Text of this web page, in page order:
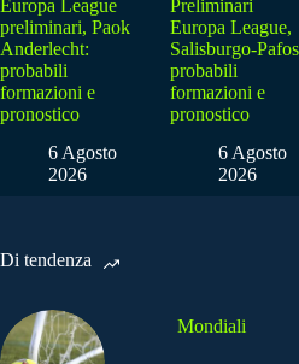
Europa League
preliminari, Paok
Anderlecht:
probabili
formazioni e
pronostico
6 Agosto
2026
Preliminari
Europa League,
Salisburgo-
probabili
formazioni e
pronostico
6 Agosto
2026
Di tendenza
Mondiali